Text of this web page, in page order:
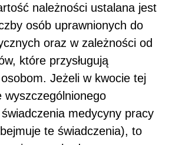
należności ustalana jest
osób uprawnionych do
oraz w zależności od
które przysługują
Jeżeli w kwocie tej
wyszczególnionego
medycyny pracy
te świadczenia), to